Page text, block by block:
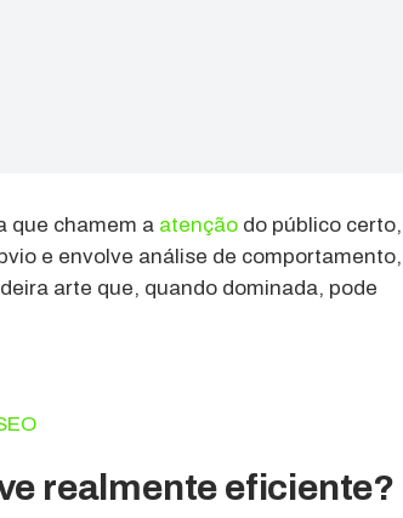
que chamem a atenção do público certo,
e envolve análise de comportamento,
arte que, quando dominada, pode
realmente eficiente?